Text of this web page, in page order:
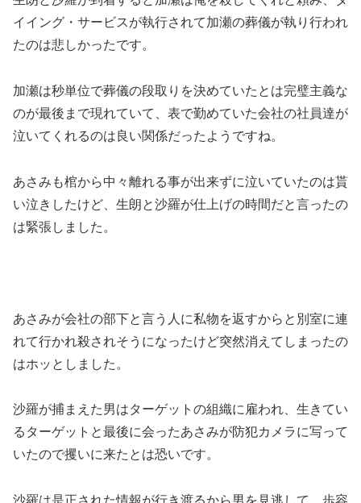
イイング・サービスが執行されて加瀬の葬儀が執り行われ
たのは悲しかったです。
加瀬は秒単位で葬儀の段取りを決めていたとは完璧主義な
のが最後まで現れていて、表で勤めていた会社の社員達が
泣いてくれるのは良い関係だったようですね。
あさみも棺から中々離れる事が出来ずに泣いていたのは貰
い泣きしたけど、生朗と沙羅が仕上げの時間だと言ったの
は緊張しました。
あさみが会社の部下と言う人に私物を返すからと別室に連
れて行かれ殺されそうになったけど突然消えてしまったの
はホッとしました。
沙羅が捕まえた男はターゲットの組織に雇われ、生きてい
るターゲットと最後に会ったあさみが防犯カメラに写って
いたので攫いに来たとは恐いです。
沙羅は是正された情報が行き渡るから男を見逃して、歩容